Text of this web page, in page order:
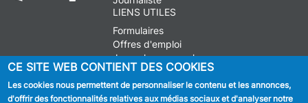
LIENS UTILES
Formulaires
Offres d'emploi
Journal communal
Stationnement
CE SITE WEB CONTIENT DES COOKIES
Les cookies nous permettent de personnaliser le contenu et les annonces,
d'offrir des fonctionnalités relatives aux médias sociaux et d'analyser notre